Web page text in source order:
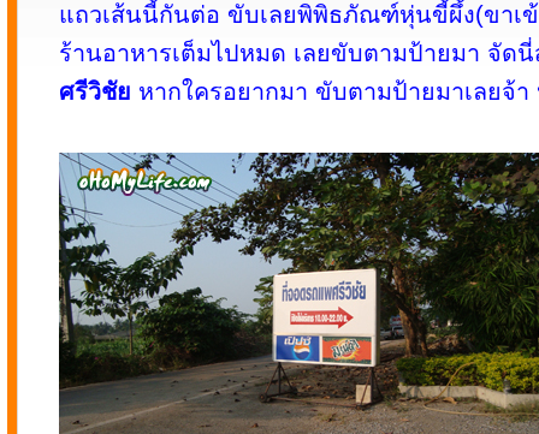
แถวเส้นนี้กันต่อ ขับเลยพิพิธภัณฑ์หุ่นขี้ผึ้ง(ขาเข้
ร้านอาหารเต็มไปหมด เลยขับตามป้ายมา จัด
ศรีวิชัย หากใครอยากมา ขับตามป้ายมาเลยจ้า